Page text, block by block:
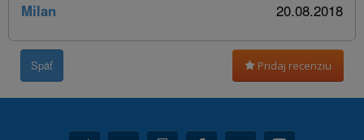
Milan
20.08.2018
Späť Pridaj recenziu